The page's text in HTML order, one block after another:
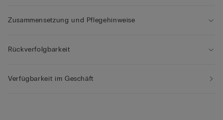
Zusammensetzung und Pflegehinweise
Rückverfolgbarkeit
Verfügbarkeit im Geschäft